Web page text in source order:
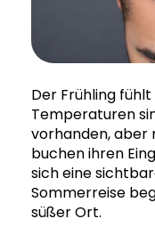
Der Frühling
Temperaturen
vorhanden, aber
buchen ihren
sich eine
Sommerreise
süßer Ort.